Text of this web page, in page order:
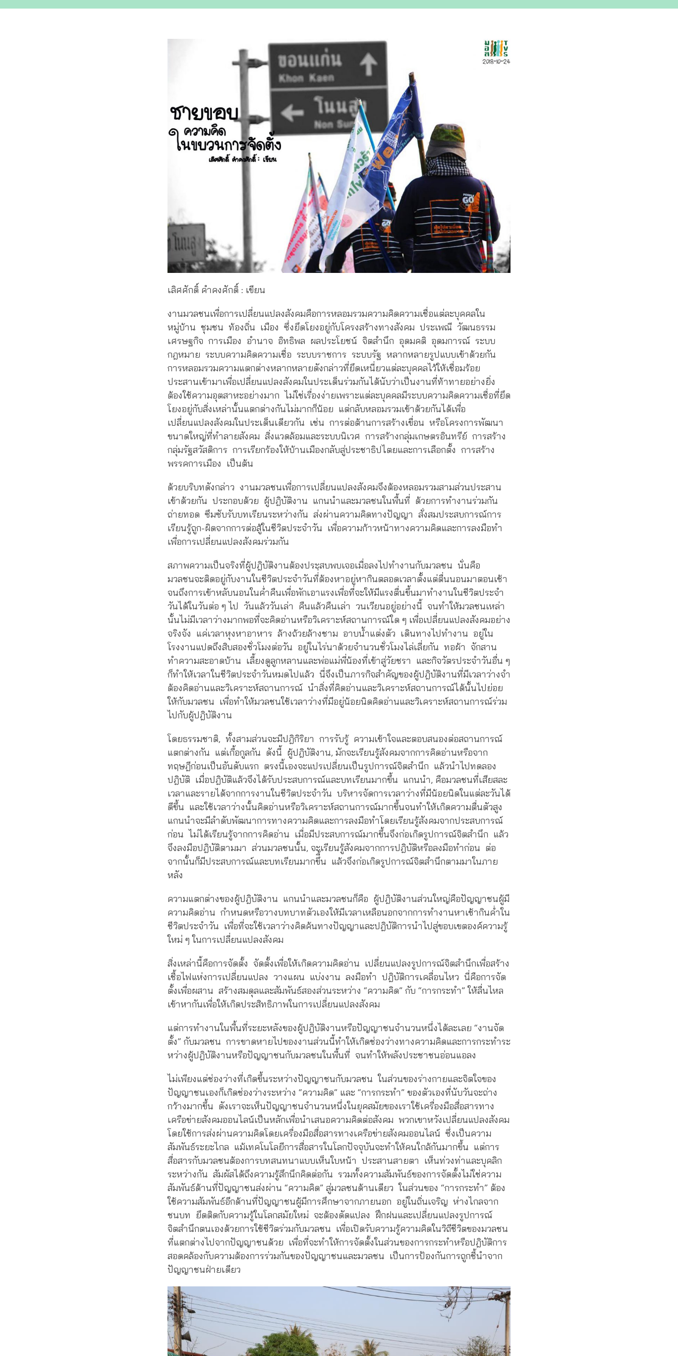
เลิศศักดิ์ คำคงศักดิ์ : เขียน
งานมวลชนเพื่อการเปลี่ยนแปลงสังคมคือการหลอมรวมความคิดความเชื่อแต่ละบุคคลใน
หมู่บ้าน ชุมชน ท้องถิ่น เมือง ซึ่งยึดโยงอยู่กับโครงสร้างทางสังคม ประเพณี วัฒนธรรม
เศรษฐกิจ การเมือง อำนาจ อิทธิพล ผลประโยชน์ จิตสำนึก อุดมคติ อุดมการณ์ ระบบ
กฎหมาย ระบบความคิดความเชื่อ ระบบราชการ ระบบรัฐ หลากหลายรูปแบบเข้าด้วยกัน
การหลอมรวมความแตกต่างหลากหลายดังกล่าวที่ยึดเหนี่ยวแต่ละบุคคลไว้ให้เชื่อมร้อย
ประสานเข้ามาเพื่อเปลี่ยนแปลงสังคมในประเด็นร่วมกันได้นับว่าเป็นงานที่ท้าทายอย่างยิ่ง
ต้องใช้ความอุตสาหะอย่างมาก ไม่ใช่เรื่องง่ายเพราะแต่ละบุคคลมีระบบความคิดความเชื่อที่ยึด
โยงอยู่กับสิ่งเหล่านั้นแตกต่างกันไม่มากก็น้อย แต่กลับหลอมรวมเข้าด้วยกันได้เพื่อ
เปลี่ยนแปลงสังคมในประเด็นเดียวกัน เช่น การต่อต้านการสร้างเขื่อน หรือโครงการพัฒนา
ขนาดใหญ่ที่ทำลายสังคม สิ่งแวดล้อมและระบบนิเวศ การสร้างกลุ่มเกษตรอินทรีย์ การสร้าง
กลุ่มรัฐสวัสดิการ การเรียกร้องให้บ้านเมืองกลับสู่ประชาธิปไตยและการเลือกตั้ง การสร้าง
พรรคการเมือง เป็นต้น
ด้วยบริบทดังกล่าว งานมวลชนเพื่อการเปลี่ยนแปลงสังคมจึงต้องหลอมรวมสามส่วนประสาน
เข้าด้วยกัน ประกอบด้วย ผู้ปฎิบัติงาน แกนนำและมวลชนในพื้นที่ ด้วยการทำงานร่วมกัน
ถ่ายทอด ซึมซับรับบทเรียนระหว่างกัน ส่งผ่านความคิดทางปัญญา สั่งสมประสบการณ์การ
เรียนรู้ถูก-ผิดจากการต่อสู้ในชีวิตประจำวัน เพื่อความก้าวหน้าทางความคิดและการลงมือทำ
เพื่อการเปลี่ยนแปลงสังคมร่วมกัน
สภาพความเป็นจริงที่ผู้ปฎิบัติงานต้องประสบพบเจอเมื่อลงไปทำงานกับมวลชน นั่นคือ
มวลชนจะติดอยู่กับงานในชีวิตประจำวันที่่ต้องหาอยู่หากินตลอดเวลาตั้งแต่ตื่นนอนมาตอนเช้า
จนถึงการเข้าหลับนอนในค่ำคืนเพื่อพักเอาแรงเพื่อที่จะให้มีแรงตื่นขึ้นมาทำงานในชีวิตประจำ
วันได้ในวันต่อ ๆ ไป วันแล้ววันเล่า คืนแล้วคืนเล่า วนเวียนอยู่อย่างนี้ จนทำให้มวลชนเหล่า
นั้นไม่มีเวลาว่างมากพอที่จะคิดอ่านหรือวิเคราะห์สถานการณ์ใด ๆ เพื่อเปลี่ยนแปลงสังคมอย่าง
จริงจัง แค่เวลาหุงหาอาหาร ล้างถ้วยล้างชาม อาบน้ำแต่งตัว เดินทางไปทำงาน อยู่ใน
โรงงานแปดถึงสิบสองชั่วโมงต่อวัน อยู่ในไร่นาด้วยจำนวนชั่วโมงไล่เลี่ยกัน ทอผ้า จักสาน
ทำความสะอาดบ้าน เลี้ยงดูลูกหลานและพ่อแม่พี่น้องที่เข้าสู่วัยชรา และกิจวัตรประจำวันอื่น ๆ
ก็ทำให้เวลาในชีวิตประจำวันหมดไปแล้ว นี่จึงเป็นภารกิจสำคัญของผู้ปฎิบัติงานที่มีเวลาว่างจำ
ต้องคิดอ่านและวิเคราะห์สถานการณ์ นำสิ่งที่คิดอ่านและวิเคราะห์สถานการณ์ได้นั้นไปย่อย
ให้กับมวลชน เพื่อทำให้มวลชนใช้เวลาว่างที่มีอยู่น้อยนิดคิดอ่านและวิเคราะห์สถานการณ์ร่วม
ไปกับผู้ปฎิบัติงาน
โดยธรรมชาติ, ทั้งสามส่วนจะมีปฎิกิริยา การรับรู้ ความเข้าใจและตอบสนองต่อสถานการณ์
แตกต่างกัน แต่เกื้อกูลกัน ดังนี้ ผู้ปฎิบัติงาน, มักจะเรียนรู้สังคมจากการคิดอ่านหรือจาก
ทฤษฎีก่อนเป็นอันดับแรก ตรงนี้เองจะแปรเปลี่ยนเป็นรูปการณ์จิตสำนึก แล้วนำไปทดลอง
ปฎิบัติ เมื่อปฎิบัติแล้วจึงได้รับประสบการณ์และบทเรียนมากขึ้น แกนนำ, คือมวลชนที่เสียสละ
เวลาและรายได้จากการงานในชีวิตประจำวัน บริหารจัดการเวลาว่างที่มีน้อยนิดในแต่ละวันได้
ดีขึ้น และใช้เวลาว่างนั้นคิดอ่านหรือวิเคราะห์สถานการณ์มากขึ้นจนทำให้เกิดความตื่นตัวสูง
แกนนำจะมีลำดับพัฒนาการทางความคิดและการลงมือทำโดยเรียนรู้สังคมจากประสบการณ์
ก่อน ไม่ได้เรียนรู้จากการคิดอ่าน เมื่อมีประสบการณ์มากขึ้นจึงก่อเกิดรูปการณ์จิตสำนึก แล้ว
จึงลงมือปฎิบัติตามมา ส่วนมวลชนนั้น, จะเรียนรู้สังคมจากการปฎิบัติหรือลงมือทำก่อน ต่อ
จากนั้นก็มีประสบการณ์และบทเรียนมากขึื้น แล้วจึงก่อเกิดรูปการณ์จิตสำนึกตามมาในภาย
หลัง
ความแตกต่างของผู้ปฎิบัติงาน แกนนำและมวลชนก็คือ ผู้ปฎิบัติงานส่วนใหญ่คือปัญญาชนผู้มี
ความคิดอ่าน กำหนดหรือวางบทบาทตัวเองให้มีเวลาเหลือนอกจากการทำงานหาเช้ากินค่ำใน
ชีวิตประจำวัน เพื่อที่จะใช้เวลาว่างคิดค้นทางปัญญาและปฎิบัติการนำไปสู่ขอบเขตองค์ความรู้
ใหม่ ๆ ในการเปลี่ยนแปลงสังคม
สิ่งเหล่านี้คือการจัดตั้ง จัดตั้งเพื่อให้เกิดความคิดอ่าน เปลี่ยนแปลงรูปการณ์จิตสำนึกเพื่อสร้าง
เชื้อไฟแห่งการเปลี่ยนแปลง วางแผน แบ่งงาน ลงมือทำ ปฎิบัติการเคลื่อนไหว นี่คือการจัด
ตั้งเพื่อผสาน สร้างสมดุลและสัมพันธ์สองส่วนระหว่าง “ความคิด” กับ “การกระทำ” ให้ลื่นไหล
เข้าหากันเพื่อให้เกิดประสิทธิภาพในการเปลี่ยนแปลงสังคม
แต่การทำงานในพื้นที่ระยะหลังของผู้ปฎิบัติงานหรือปัญญาชนจำนวนหนึ่งได้ละเลย “งานจัด
ตั้ง” กับมวลชน การขาดหายไปของงานส่วนนี้ทำให้เกิดช่องว่างทางความคิดและการกระทำระ
หว่างผู้ปฎิบัติงานหรือปัญญาชนกับมวลชนในพื้นที่ จนทำให้พลังประชาชนอ่อนแอลง
ไม่เพียงแต่ช่องว่างที่เกิดขึ้นระหว่างปัญญาชนกับมวลชน ในส่วนของร่างกายและจิตใจของ
ปัญญาชนเองก็เกิดช่องว่างระหว่าง “ความคิด” และ “การกระทำ” ของตัวเองที่นับวันจะถ่าง
กว้างมากขึ้น ดังเราจะเห็นปัญญาชนจำนวนหนึ่งในยุคสมัยของเราใช้เครื่องมือสื่อสารทาง
เครือข่ายสังคมออนไลน์เป็นหลักเพื่อนำเสนอความคิดต่อสังคม พวกเขาหวังเปลี่ยนแปลงสังคม
โดยใช้การส่งผ่านความคิดโดยเครื่องมือสื่อสารทางเครือข่ายสังคมออนไลน์ ซึ่งเป็นความ
สัมพันธ์ระยะไกล แม้เทคโนโลยีการสื่อสารในโลกปัจจุบันจะทำให้คนใกล้กันมากขึ้น แต่การ
สื่อสารกับมวลชนต้องการบทสนทนาแบบเห็นใบหน้า ประสานสายตา เห็นท่วงท่าและบุคลิก
ระหว่างกัน สัมผัสได้ถึงความรู้สึกนึกคิดต่อกัน รวมทั้งความสัมพันธ์ของการจัดตั้งไม่ใช่ความ
สัมพันธ์ด้านที่ปัญญาชนส่งผ่าน “ความคิด” สู่มวลชนด้านเดียว ในส่วนของ “การกระทำ” ต้อง
ใช้ความสัมพันธ์อีกด้านที่ปัญญาชนผู้มีการศึกษาจากภายนอก อยู่ในถิ่นเจริญ ห่างไกลจาก
ชนบท ยึดติดกับความรู้ในโลกสมัยใหม่ จะต้องดัดแปลง ฝึกฝนและเปลี่ยนแปลงรูปการณ์
จิตสำนึกตนเองด้วยการใช้ชีวิตร่วมกับมวลชน เพื่อเปิดรับความรู้ความคิดในวิถีชีวิตของมวลชน
ที่แตกต่างไปจากปัญญาชนด้วย เพื่อที่จะทำให้การจัดตั้งในส่วนของการกระทำหรือปฎิบัติการ
สอดคล้องกับความต้องการร่วมกันของปัญญาชนและมวลชน เป็นการป้องกันการถูกชี้นำจาก
ปัญญาชนฝ่ายเดียว